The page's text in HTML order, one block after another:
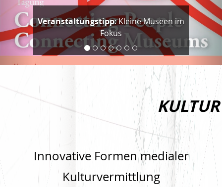
Veranstaltungstipp: Kleine Museen im
Fokus
KULTUR
Innovative Formen medialer
Kulturvermittlung